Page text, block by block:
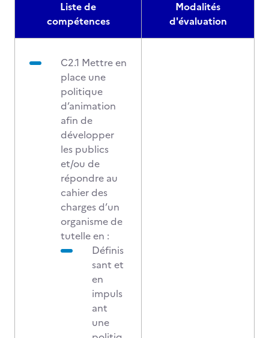
Liste de
compétences
Modalités
d'évaluation
C2.1 Mettre en
place une
politique
d’animation
afin de
développer
les publics
et/ou de
répondre au
cahier des
charges d’un
organisme de
tutelle en :
Définis
sant et
en
impuls
ant
une